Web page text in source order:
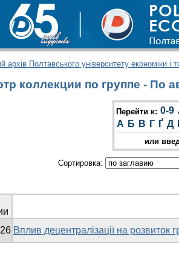
архів Полтавського університету економіки і
коллекции по группе - По
Перейти к: 0-9
А Б В Г Ґ Д
или
Сортировка:
Вплив децентралізації на розвиток